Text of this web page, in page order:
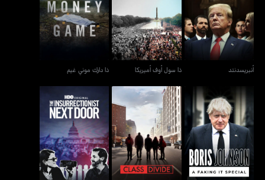
أنبريسدنتد
أنبريسدنتد
ذا سول أوف أميريكا
ذا سول أوف أميريكا
ذا دارك موني غيم
ذا دارك موني غيم
بوريس جونسون: أيه فيكنغ
إت سبيشل
كلاس ديفايد ذا انسركشنست نيكست دور